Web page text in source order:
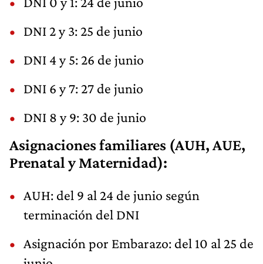
DNI 2 y 3: 25 de junio
DNI 4 y 5: 26 de junio
DNI 6 y 7: 27 de junio
DNI 8 y 9: 30 de junio
Asignaciones familiares (AUH, AUE,
Prenatal y Maternidad):
AUH: del 9 al 24 de junio según
terminación del DNI
Asignación por Embarazo: del 10 al 25 de